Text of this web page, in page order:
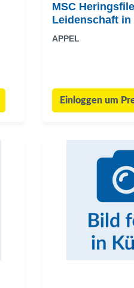
MSC
Leidenschaft
APPEL
Einloggen um